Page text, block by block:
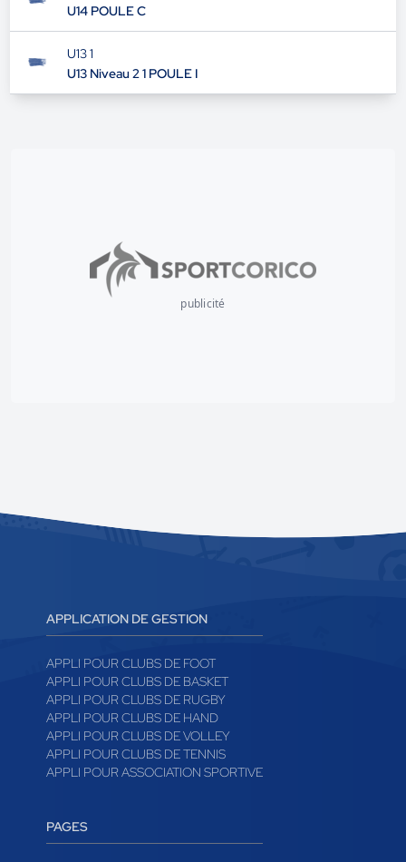
U14 POULE C
U13 1
U13 Niveau 2 1 POULE I
publicité
APPLICATION DE GESTION
APPLI POUR CLUBS DE FOOT
APPLI POUR CLUBS DE BASKET
APPLI POUR CLUBS DE RUGBY
APPLI POUR CLUBS DE HAND
APPLI POUR CLUBS DE VOLLEY
APPLI POUR CLUBS DE TENNIS
APPLI POUR ASSOCIATION SPORTIVE
PAGES